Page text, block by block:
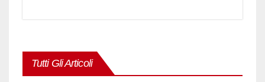
Tutti Gli Articoli